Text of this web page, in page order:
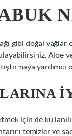
gibi doğal yağlar
Aloe
yardımcı
için de
temizler ve